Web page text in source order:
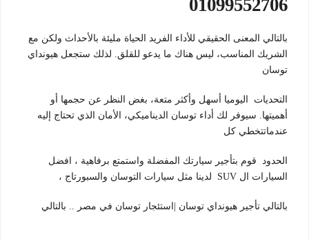
01099552706
بالتالي المعنى الحقيقي للأداء الفريد الحياة مليئة بالأحداث ولكن مع
الشريك المناسب، ليس هناك ما يدعو للقلق. لذلك ستجعل هيونداي
توسان
التحديات اليوميا أسهل وأكثر متعة، بغض النظر عن حجمها أو
أهميتها. سيوفر لك أداء توسان الديناميكي، الأمان الذي تحتاج إليه
عندماتتخطي كل
الحدود قوم بتأجير سيارتك المفضلة واستمتع برفاهية ، افضل
السيارات ال SUV لدينا مثل سيارات التوسان والسبورتاج ،
بالتالي تأجير هيونداي توسان |استئجار توسان في مصر .. بالتالي